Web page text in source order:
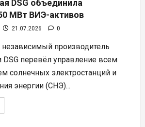
DSG объединила
МВт ВИЭ-активов
21.07.2026 0
производитель
DSG перевёл управление всем
солнечных электростанций и
энергии (СНЭ)...